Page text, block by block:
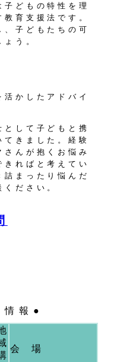
子どもの特性を理
育支援法です。
、子どもたちの可
う。
かしたアドバイ
として子どもと携
てきました。経験
さんが抱くお悩み
きればと考えてい
詰まったり悩んだ
ださい。
情 報 ●
会 場